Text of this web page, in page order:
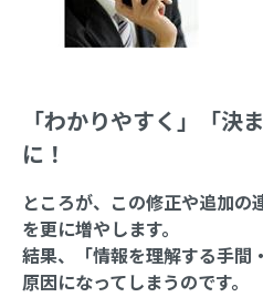
「わかりやすく」「決
に！
ところが、この修正や追加
を更に増やします。
結果、「情報を理解する手間
原因になってしまうのです。